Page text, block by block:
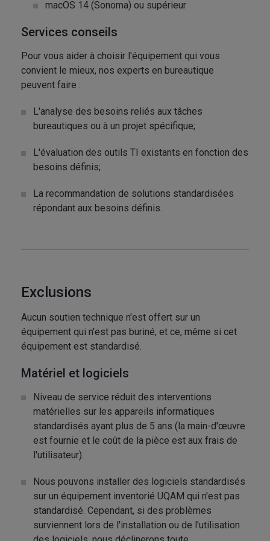
macOS 14 (Sonoma) ou supérieur
Services conseils
Pour vous aider à choisir l'équipement qui vous
convient le mieux, nos experts en bureautique
peuvent faire :
L'analyse des besoins reliés aux tâches
bureautiques ou à un projet spécifique;
L'évaluation des outils TI existants en fonction des
besoins définis;
La recommandation de solutions standardisées
répondant aux besoins définis.
Exclusions
Aucun soutien technique n'est offert sur un
équipement qui n'est pas buriné, et ce, même si cet
équipement est standardisé.
Matériel et logiciels
Niveau de service réduit des interventions
matérielles sur les appareils informatiques
standardisés ayant plus de 5 ans (la main-d'œuvre
est fournie et le coût de la pièce est aux frais de
l'utilisateur).
Nous pouvons installer des logiciels standardisés
sur un équipement inventorié UQAM qui n'est pas
standardisé. Cependant, si des problèmes
surviennent lors de l'installation ou de l'utilisation